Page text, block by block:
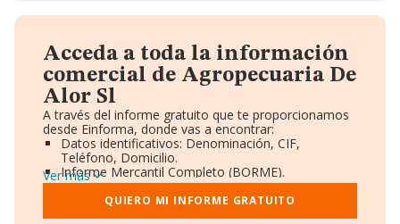
Acceda a toda la información
comercial de Agropecuaria De
Alor Sl
A través del informe gratuito que te proporcionamos
desde Einforma, donde vas a encontrar:
Datos identificativos: Denominación, CIF,
Teléfono, Domicilio.
Informe Mercantil Completo (BORME).
Gráficos de Evolución Ventas y Empleados.
Consejo de Administración y Administradores.
Directivos y Ejecutivos.
Ver más
QUIERO MI INFORME GRATUITO